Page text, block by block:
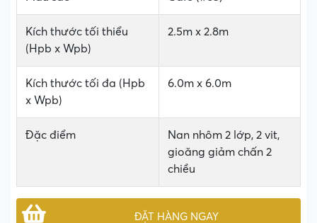
Kích thước tối thiểu
(Hpb x Wpb)
2.5m x 2.8m
Kích thước tối đa (Hpb
x Wpb)
6.0m x 6.0m
Đặc điểm
Nan nhôm 2 lớp, 2 vit,
gioăng giảm chấn 2
chiều
ĐẶT HÀNG NGAY